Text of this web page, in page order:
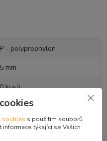
- polyprophylen
mm
kusů
souhlas s použitím souborů
týkající se Vašich